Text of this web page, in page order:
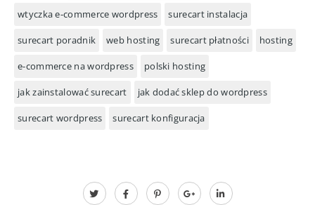
wtyczka e-commerce wordpress surecart instalacja
surecart poradnik web hosting surecart płatności hosting
e-commerce na wordpress polski hosting
jak zainstalować surecart jak dodać sklep do wordpress
surecart wordpress surecart konfiguracja